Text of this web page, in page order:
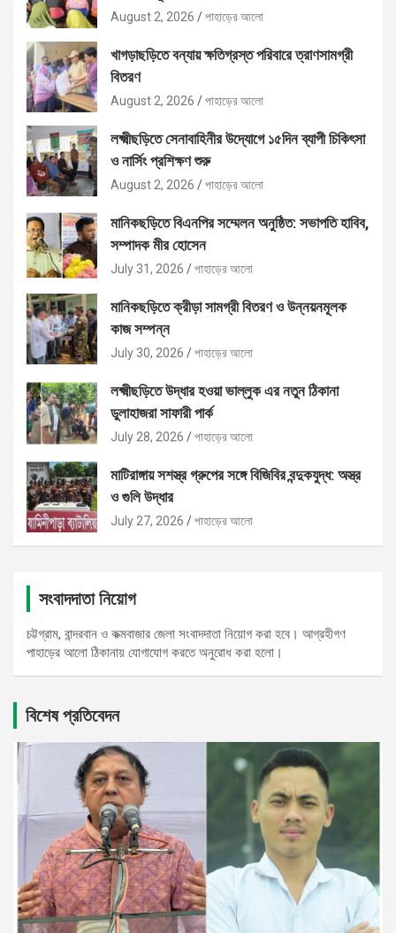
August 2, 2026 পাহাড়ের আলো
খাগড়াছড়িতে বন্যায় ক্ষতিগ্রস্ত পরিবারে ত্রাণসামগ্রী
বিতরণ
August 2, 2026 পাহাড়ের আলো
লক্ষ্মীছড়িতে সেনাবাহিনীর উদ্যোগে ১৫দিন ব্যাপী চিকিৎসা
ও নার্সিং প্রশিক্ষণ শুরু
August 2, 2026 পাহাড়ের আলো
মানিকছড়িতে বিএনপির সম্মেলন অনুষ্ঠিত: সভাপতি হাবিব,
সম্পাদক মীর হোসেন
July 31, 2026 পাহাড়ের আলো
মানিকছড়িতে ক্রীড়া সামগ্রী বিতরণ ও উন্নয়নমূলক
কাজ সম্পন্ন
July 30, 2026 পাহাড়ের আলো
লক্ষ্মীছড়িতে উদ্ধার হওয়া ভাল্লুক এর নতুন ঠিকানা
ডুলাহাজরা সাফারী পার্ক
July 28, 2026 পাহাড়ের আলো
মাটিরাঙ্গায় সশস্ত্র গ্রুপের সঙ্গে বিজিবির বন্দুকযুদ্ধ: অস্ত্র
ও গুলি উদ্ধার
July 27, 2026 পাহাড়ের আলো
সংবাদদাতা নিয়োগ
চট্টগ্রাম, বান্দরবান ও কক্মবাজার জেলা সংবাদদাতা নিয়োগ করা হবে। আগ্রহীগণ
পাহাড়ের আলো ঠিকানায় যোগাযোগ করতে অনুরোধ করা হলো।
বিশেষ প্রতিবেদন